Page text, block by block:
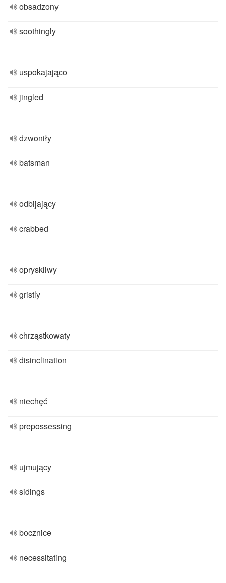
obsadzony
soothingly
uspokajająco
jingled
dzwoniły
batsman
odbijający
crabbed
opryskliwy
gristly
chrząstkowaty
disinclination
niechęć
prepossessing
ujmujący
sidings
bocznice
necessitating